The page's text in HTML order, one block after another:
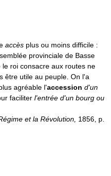
accès plus ou moins difficile :
provinciale de Basse
roi consacre aux routes ne
être utile au peuple. On l'a
agréable l'accession d'un
faciliter l'entrée d'un bourg ou
et la Révolution, 1856, p.